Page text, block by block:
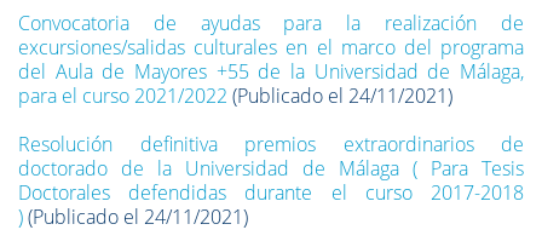
Convocatoria de ayudas para la realización de
excursiones/salidas culturales en el marco del programa
del Aula de Mayores +55 de la Universidad de Málaga,
para el curso 2021/2022 (Publicado el 24/11/2021)
Resolución definitiva premios extraordinarios de
doctorado de la Universidad de Málaga ( Para Tesis
Doctorales defendidas durante el curso 2017-2018
)(Publicado el 24/11/2021)